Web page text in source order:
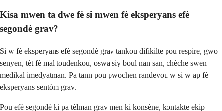
Kisa mwen ta dwe fè si mwen fè eksperyans efè
segondè grav?
Si w fè eksperyans efè segondè grav tankou difikilte pou respire, gwo
senyen, tèt fè mal toudenkou, oswa siy boul nan san, chèche swen
medikal imedyatman. Pa tann pou pwochen randevou w si w ap fè
eksperyans sentòm grav.
Pou efè segondè ki pa tèlman grav men ki konsène, kontakte ekip